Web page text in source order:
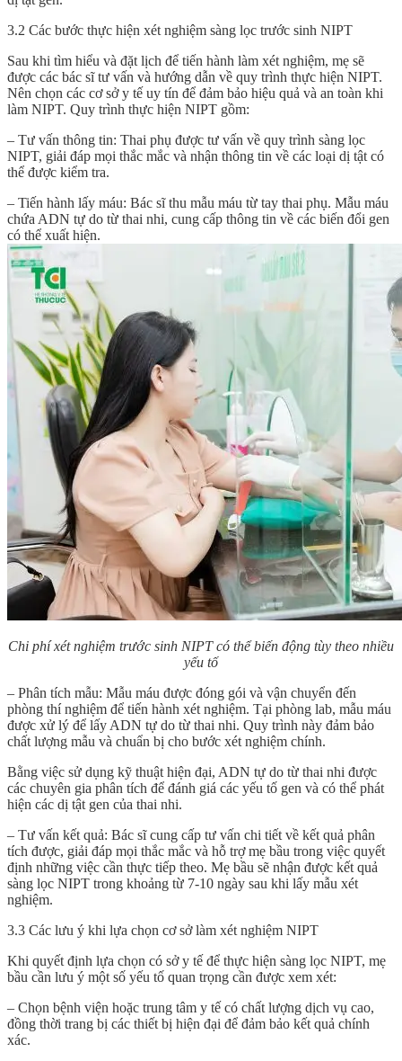
3.2 Các bước thực hiện xét nghiệm sàng lọc trước sinh NIPT
Sau khi tìm hiểu và đặt lịch để tiến hành làm xét nghiệm, mẹ sẽ
được các bác sĩ tư vấn và hướng dẫn về quy trình thực hiện NIPT.
Nên chọn các cơ sở y tế uy tín để đảm bảo hiệu quả và an toàn khi
làm NIPT. Quy trình thực hiện NIPT gồm:
– Tư vấn thông tin: Thai phụ được tư vấn về quy trình sàng lọc
NIPT, giải đáp mọi thắc mắc và nhận thông tin về các loại dị tật có
thể được kiểm tra.
– Tiến hành lấy máu: Bác sĩ thu mẫu máu từ tay thai phụ. Mẫu máu
chứa ADN tự do từ thai nhi, cung cấp thông tin về các biến đổi gen
có thể xuất hiện.
Chi phí xét nghiệm trước sinh NIPT có thể biến động tùy theo nhiều
yếu tố
– Phân tích mẫu: Mẫu máu được đóng gói và vận chuyển đến
phòng thí nghiệm để tiến hành xét nghiệm. Tại phòng lab, mẫu máu
được xử lý để lấy ADN tự do từ thai nhi. Quy trình này đảm bảo
chất lượng mẫu và chuẩn bị cho bước xét nghiệm chính.
Bằng việc sử dụng kỹ thuật hiện đại, ADN tự do từ thai nhi được
các chuyên gia phân tích để đánh giá các yếu tố gen và có thể phát
hiện các dị tật gen của thai nhi.
– Tư vấn kết quả: Bác sĩ cung cấp tư vấn chi tiết về kết quả phân
tích được, giải đáp mọi thắc mắc và hỗ trợ mẹ bầu trong việc quyết
định những việc cần thực tiếp theo. Mẹ bầu sẽ nhận được kết quả
sàng lọc NIPT trong khoảng từ 7-10 ngày sau khi lấy mẫu xét
nghiệm.
3.3 Các lưu ý khi lựa chọn cơ sở làm xét nghiệm NIPT
Khi quyết định lựa chọn có sở y tế để thực hiện sàng lọc NIPT, mẹ
bầu cần lưu ý một số yếu tố quan trọng cần được xem xét:
– Chọn bệnh viện hoặc trung tâm y tế có chất lượng dịch vụ cao,
đồng thời trang bị các thiết bị hiện đại để đảm bảo kết quả chính
xác.